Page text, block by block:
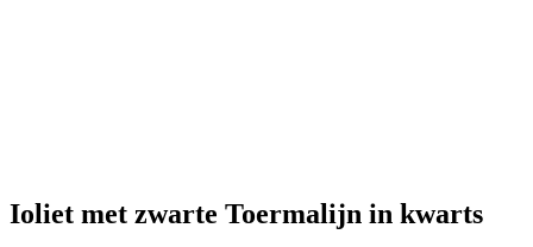
Ioliet met zwarte Toermalijn in kwarts